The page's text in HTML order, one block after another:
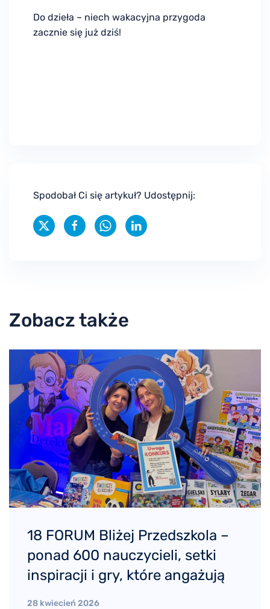
Do dzieła – niech wakacyjna przygoda
zacznie się już dziś!
Spodobał Ci się artykuł? Udostępnij:
Zobacz także
18 FORUM Bliżej Przedszkola –
ponad 600 nauczycieli, setki
inspiracji i gry, które angażują
28 kwiecień 2026